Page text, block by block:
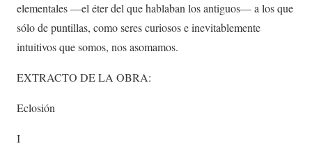
elementales —el éter del que hablaban los antiguos— a los que
sólo de puntillas, como seres curiosos e inevitablemente
intuitivos que somos, nos asomamos.
EXTRACTO DE LA OBRA:
Eclosión
I